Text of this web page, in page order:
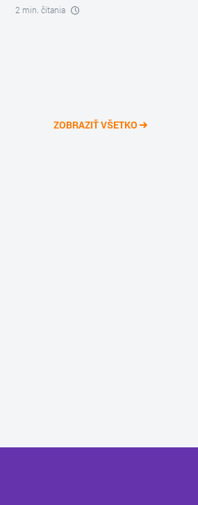
2 min. čítania
ZOBRAZIŤ VŠETKO